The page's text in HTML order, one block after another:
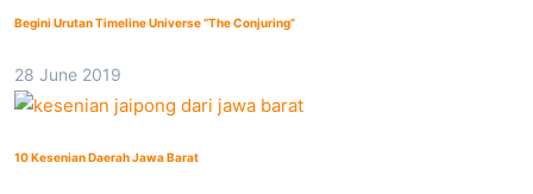
Begini Urutan Timeline Universe “The Conjuring”
28 June 2019
10 Kesenian Daerah Jawa Barat